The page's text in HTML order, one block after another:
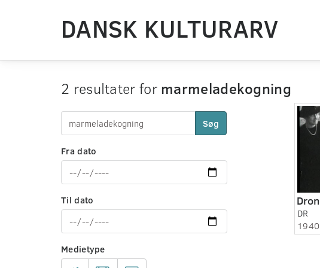
DANSK KULTURARV
2 resultater for marmeladekogning
Søg
Fra dato
Til dato
Medietype
DR
1940